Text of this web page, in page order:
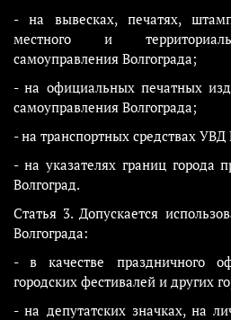
- на вывесках, печатях,
местного и
самоуправления Волгограда;
- на официальных печатных
самоуправления Волгограда;
- на транспортных средствах УВД
- на указателях границ города
Волгоград.
Статья 3. Допускается
Волгограда:
- в качестве праздничного
городских фестивалей и других
- на депутатских значках, на